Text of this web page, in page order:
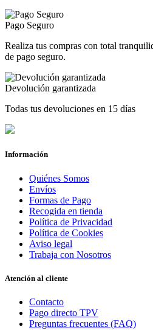
Pago Seguro
Realiza tus compras con total
de pago seguro.
Devolución garantizada
Todas tus devoluciones en 15 días
Información
Quiénes Somos
Envíos
Formas de Pago
Recogida en tienda
Política de Privacidad
Política de Cookies
Aviso legal
Trabaja con Nosotros
Atención al cliente
Contacto
Pago directo TPV
Preguntas frecuentes (FAQ)